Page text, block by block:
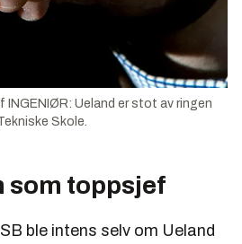
INGENIØR: Ueland er stot av ringen
Skole.
som toppsjef
ble intens selv om Ueland